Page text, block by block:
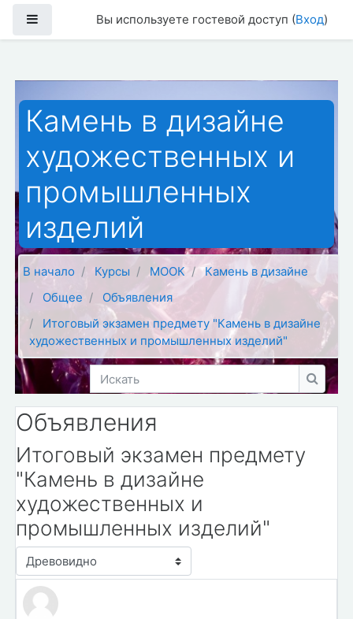
Боковая панельВы используете гостевой доступ (Вход)
Камень в дизайне
художественных и
промышленных
изделий
В начало Курсы МООК
Камень в дизайне
Общее
Объявления
Итоговый экзамен предмету "Камень в дизайне
художественных и промышленных изделий"
Искать
Искать
Объявления
Итоговый экзамен предмету
"Камень в дизайне
художественных и
промышленных изделий"
Режим отображения